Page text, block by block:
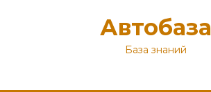
Автобаза
База знаний